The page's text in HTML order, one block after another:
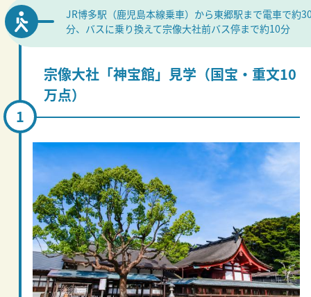
JR博多駅（鹿児島本線乗車）から東郷駅まで電車で約
分、バスに乗り換えて宗像大社前バス停まで約10分
宗像大社「神宝館」見学（国宝・重文10
万点）